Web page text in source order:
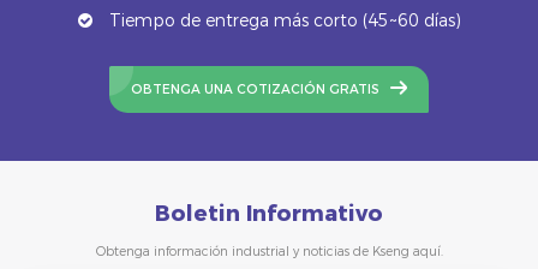
Tiempo de entrega más corto (45~60 días)
OBTENGA UNA COTIZACIÓN GRATIS
Boletin Informativo
Obtenga información industrial y noticias de Kseng aquí.